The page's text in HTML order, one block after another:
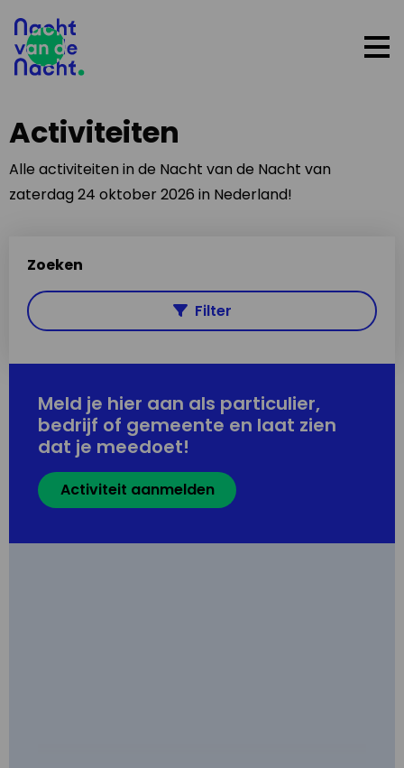
Activiteiten
Alle activiteiten in de Nacht van de Nacht van
zaterdag 24 oktober 2026 in Nederland!
Zoeken
Filter
Meld je hier aan als particulier,
bedrijf of gemeente en laat zien
dat je meedoet!
Activiteit aanmelden